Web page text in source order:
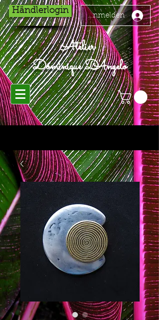
Händlerlogin
Anmelden
Atelier
Dominique D'Angelo